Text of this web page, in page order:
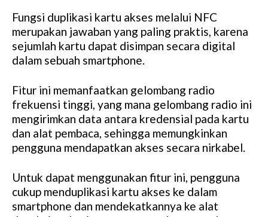
Fungsi duplikasi kartu akses melalui NFC
merupakan jawaban yang paling praktis, karena
sejumlah kartu dapat disimpan secara digital
dalam sebuah smartphone.
Fitur ini memanfaatkan gelombang radio
frekuensi tinggi, yang mana gelombang radio ini
mengirimkan data antara kredensial pada kartu
dan alat pembaca, sehingga memungkinkan
pengguna mendapatkan akses secara nirkabel.
Untuk dapat menggunakan fitur ini, pengguna
cukup menduplikasi kartu akses ke dalam
smartphone dan mendekatkannya ke alat